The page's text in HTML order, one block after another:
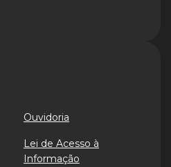
Ouvidoria
Lei de Acesso à
Informação